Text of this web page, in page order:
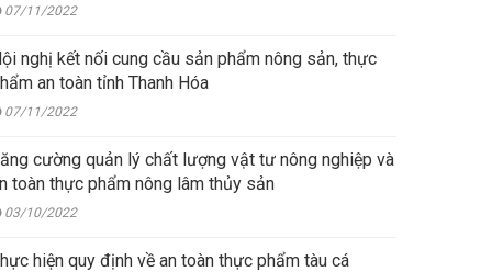
07/11/2022
nghị kết nối cung cầu sản phẩm nông sản, thực
an toàn tỉnh Thanh Hóa
07/11/2022
cường quản lý chất lượng vật tư nông nghiệp và
toàn thực phẩm nông lâm thủy sản
03/10/2022
hiện quy định về an toàn thực phẩm tàu cá